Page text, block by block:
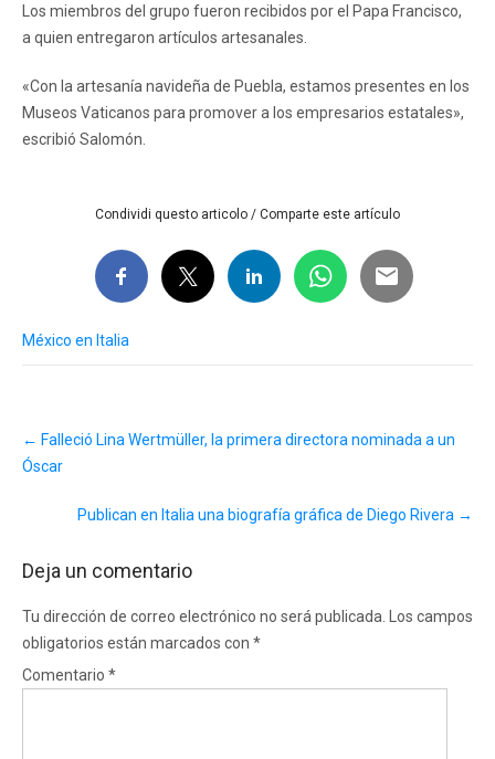
Los miembros del grupo fueron recibidos por el Papa Francisco,
a quien entregaron artículos artesanales.
«Con la artesanía navideña de Puebla, estamos presentes en los
Museos Vaticanos para promover a los empresarios estatales»,
escribió Salomón.
Condividi questo articolo / Comparte este artículo
México en Italia
navigation
← Falleció Lina Wertmüller, la primera directora nominada a un
Óscar
Publican en Italia una biografía gráfica de Diego Rivera →
Deja un comentario
Tu dirección de correo electrónico no será publicada.
Los campos
obligatorios están marcados con *
Comentario *